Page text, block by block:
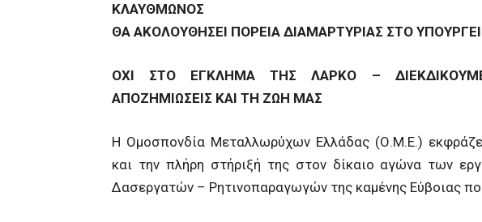
ΚΛΑΥΘΜΩΝΟΣ
ΘΑ ΑΚΟΛΟΥΘΗΣΕΙ ΠΟΡΕΙΑ ΔΙΑΜΑΡΤΥΡΙΑΣ ΣΤΟ
ΟΧΙ ΣΤΟ ΕΓΚΛΗΜΑ ΤΗΣ ΛΑΡΚΟ –
ΑΠΟΖΗΜΙΩΣΕΙΣ ΚΑΙ ΤΗ ΖΩΗ ΜΑΣ
Η Ομοσπονδία Μεταλλωρύχων Ελλάδας (Ο.Μ.Ε.)
και την πλήρη στήριξή της στον δίκαιο αγώνα των
Δασεργατών – Ρητινοπαραγωγών της καμένης Εύβοιας